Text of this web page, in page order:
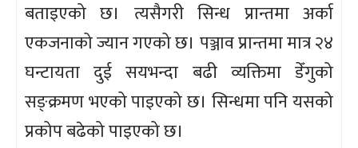
बताइएको छ। त्यसैगरी सिन्ध प्रान्तमा अर्का
एकजनाको ज्यान गएको छ। पञ्जाव प्रान्तमा मात्र २४
घन्टायता दुई सयभन्दा बढी व्यक्तिमा डेँगुको
सङ्क्रमण भएको पाइएको छ। सिन्धमा पनि यसको
प्रकोप बढेको पाइएको छ।